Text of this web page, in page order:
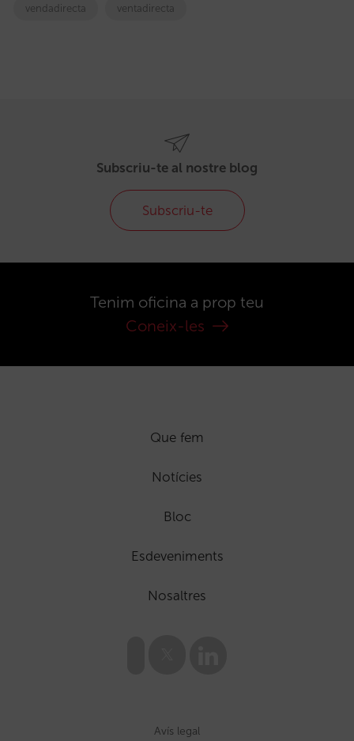
vendadirecta ventadirecta
Subscriu-te al nostre blog
Subscriu-te
Tenim oficina a prop teu
Coneix-les
Que fem
Notícies
Bloc
Esdeveniments
Nosaltres
Avís legal